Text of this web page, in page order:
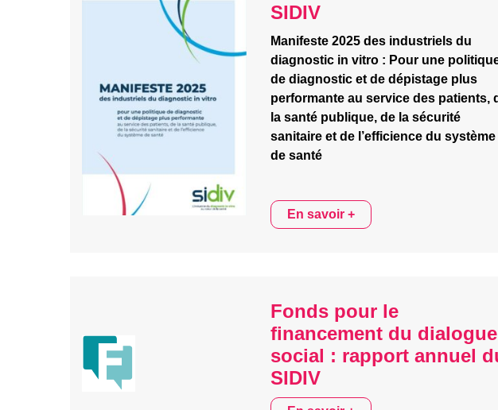
SIDIV
Manifeste 2025 des industriels du
diagnostic in vitro : Pour une
de diagnostic et de dépistage plus
performante au service des patients,
la santé publique, de la sécurité
sanitaire et de l’efficience du système
de santé
En savoir +
Fonds pour le
financement du dialogue
social : rapport annuel
SIDIV